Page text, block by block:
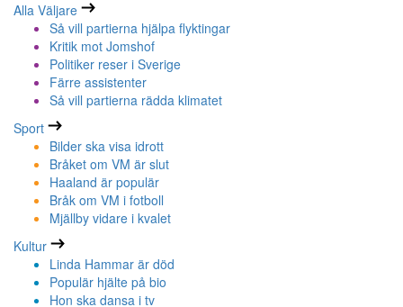
Alla Väljare
Så vill partierna hjälpa flyktingar
Kritik mot Jomshof
Politiker reser i Sverige
Färre assistenter
Så vill partierna rädda klimatet
Sport
Bilder ska visa idrott
Bråket om VM är slut
Haaland är populär
Bråk om VM i fotboll
Mjällby vidare i kvalet
Kultur
Linda Hammar är död
Populär hjälte på bio
Hon ska dansa i tv